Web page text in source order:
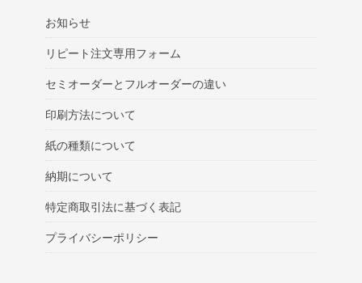
お知らせ
リピート注文専用フォーム
セミオーダーとフルオーダーの違い
印刷方法について
紙の種類について
納期について
特定商取引法に基づく表記
プライバシーポリシー